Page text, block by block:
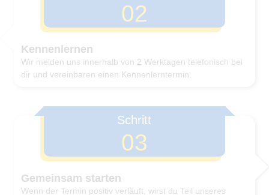
02
Kennenlernen
Wir melden uns innerhalb von 2 Werktagen telefonisch bei
dir und vereinbaren einen Kennenlerntermin.
Schritt
03
Gemeinsam starten
Wenn der Termin positiv verläuft, wirst du Teil unseres